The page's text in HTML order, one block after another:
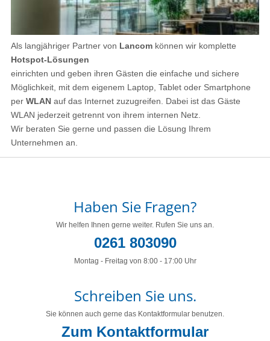
Als langjähriger Partner von Lancom können wir komplette
Hotspot-Lösungen
einrichten und geben ihren Gästen die einfache und sichere
Möglichkeit, mit dem eigenem Laptop, Tablet oder Smartphone
per WLAN auf das Internet zuzugreifen. Dabei ist das Gäste
WLAN jederzeit getrennt von ihrem internen Netz.
Wir beraten Sie gerne und passen die Lösung Ihrem
Unternehmen an.
Haben Sie Fragen?
Wir helfen Ihnen gerne weiter. Rufen Sie uns an.
0261 803090
Montag - Freitag von 8:00 - 17:00 Uhr
Schreiben Sie uns.
Sie können auch gerne das Kontaktformular benutzen.
Zum Kontaktformular